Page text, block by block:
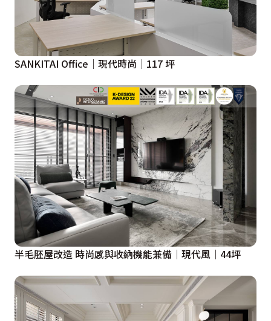
SANKITAI Office｜現代時尚｜117 坪
半毛胚屋改造 時尚感與收納機能兼備｜現代風｜44坪